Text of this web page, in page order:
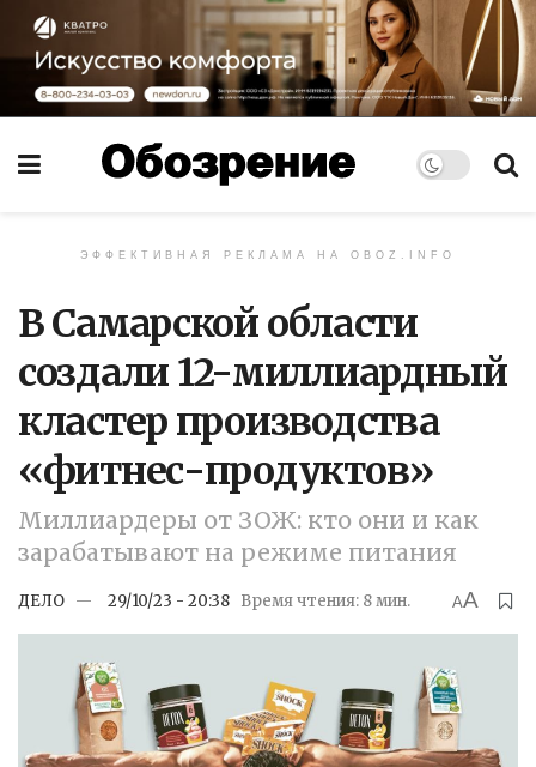
ЭФФЕКТИВНАЯ РЕКЛАМА НА OBOZ.INFO
В Самарской области
создали 12-миллиардный
кластер производства
«фитнес-продуктов»
Миллиардеры от ЗОЖ: кто они и как
зарабатывают на режиме питания
ДЕЛО 29/10/23 - 20:38 Время чтения: 8 мин. AA